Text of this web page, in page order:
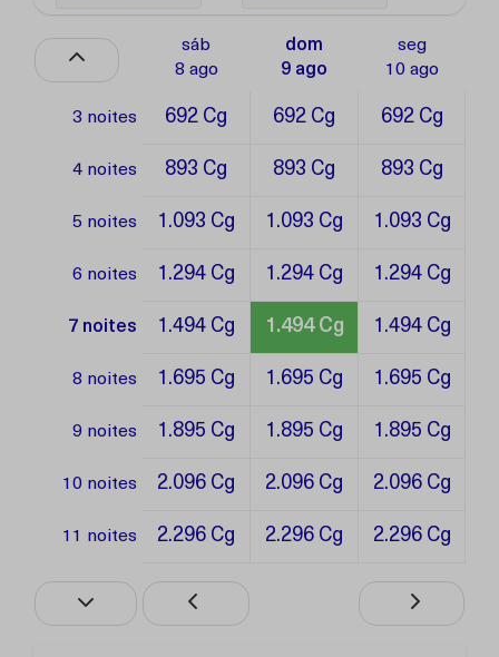
sáb
8 ago
dom
9 ago
seg
10 ago
3 noites 692 Cg 692 Cg 692 Cg
4 noites 893 Cg 893 Cg 893 Cg
5 noites 1.093 Cg 1.093 Cg 1.093 Cg
6 noites 1.294 Cg 1.294 Cg 1.294 Cg
7 noites 1.494 Cg 1.494 Cg 1.494 Cg
8 noites 1.695 Cg 1.695 Cg 1.695 Cg
9 noites 1.895 Cg 1.895 Cg 1.895 Cg
10 noites 2.096 Cg 2.096 Cg 2.096 Cg
11 noites 2.296 Cg 2.296 Cg 2.296 Cg